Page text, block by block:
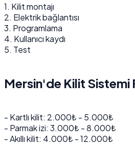
1. Kilit montajı
2. Elektrik bağlantısı
3. Programlama
4. Kullanıcı kaydı
5. Test
Mersin'de Kilit Sistemi
- Kartlı kilit: 2.000₺ - 5.000₺
- Parmak izi: 3.000₺ - 8.000₺
- Akıllı kilit: 4.000₺ - 12.000₺